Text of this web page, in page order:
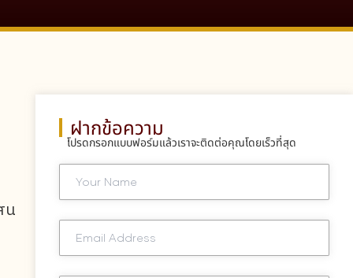
น
ฝากข้อความ
โปรดกรอกแบบฟอร์มแล้วเราจะติดต่อคุณโดยเร็วที่สุด